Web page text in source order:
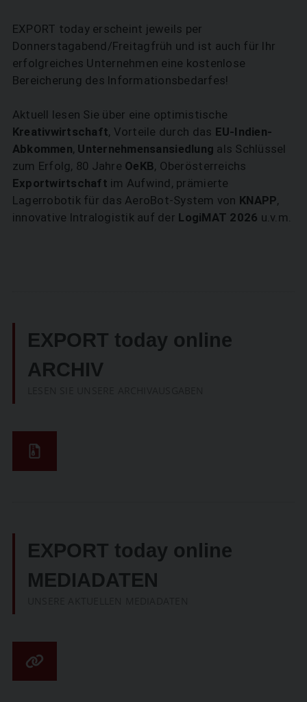
EXPORT today erscheint jeweils per
Donnerstagabend/Freitagfrüh und ist auch für Ihr
erfolgreiches Unternehmen eine kostenlose
Bereicherung des Informationsbedarfes!
Aktuell lesen Sie über eine optimistische
Kreativwirtschaft, Vorteile durch das EU-Indien-
Abkommen, Unternehmensansiedlung als Schlüssel
zum Erfolg, 80 Jahre OeKB, Oberösterreichs
Exportwirtschaft im Aufwind, prämierte
Lagerrobotik für das AeroBot-System von KNAPP,
innovative Intralogistik auf der LogiMAT 2026 u.v.m.
EXPORT today online
ARCHIV
EXPORT today online
MEDIADATEN